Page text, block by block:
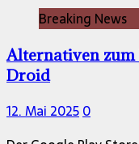
Breaking News
Alternativen zum
Droid
12. Mai 20250